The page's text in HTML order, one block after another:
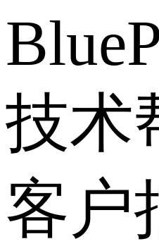
技术
客户